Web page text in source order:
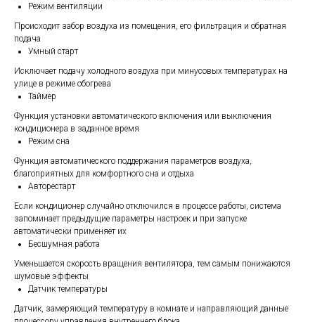
Режим вентиляции
Происходит забор воздуха из помещения, его фильтрация и обратная
подача
Умный старт
Исключает подачу холодного воздуха при минусовых температурах на
улице в режиме обогрева
Таймер
Функция установки автоматического включения или выключения
кондиционера в заданное время
Режим сна
Функция автоматического поддержания параметров воздуха,
благоприятных для комфортного сна и отдыха
Авторестарт
Если кондиционер случайно отключился в процессе работы, система
запоминает предыдущие параметры настроек и при запуске
автоматически применяет их
Бесшумная работа
Уменьшается скорость вращения вентилятора, тем самым понижаются
шумовые эффекты
Датчик температуры
Датчик, замеряющий температуру в комнате и направляющий данные